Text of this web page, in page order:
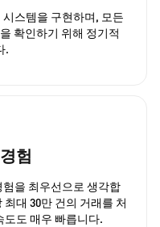
스템을 구현하며, 모든
확인하기 위해 정기적
.
험
을 최우선으로 생각합
대 30만 건의 거래를 처
도도 매우 빠릅니다.